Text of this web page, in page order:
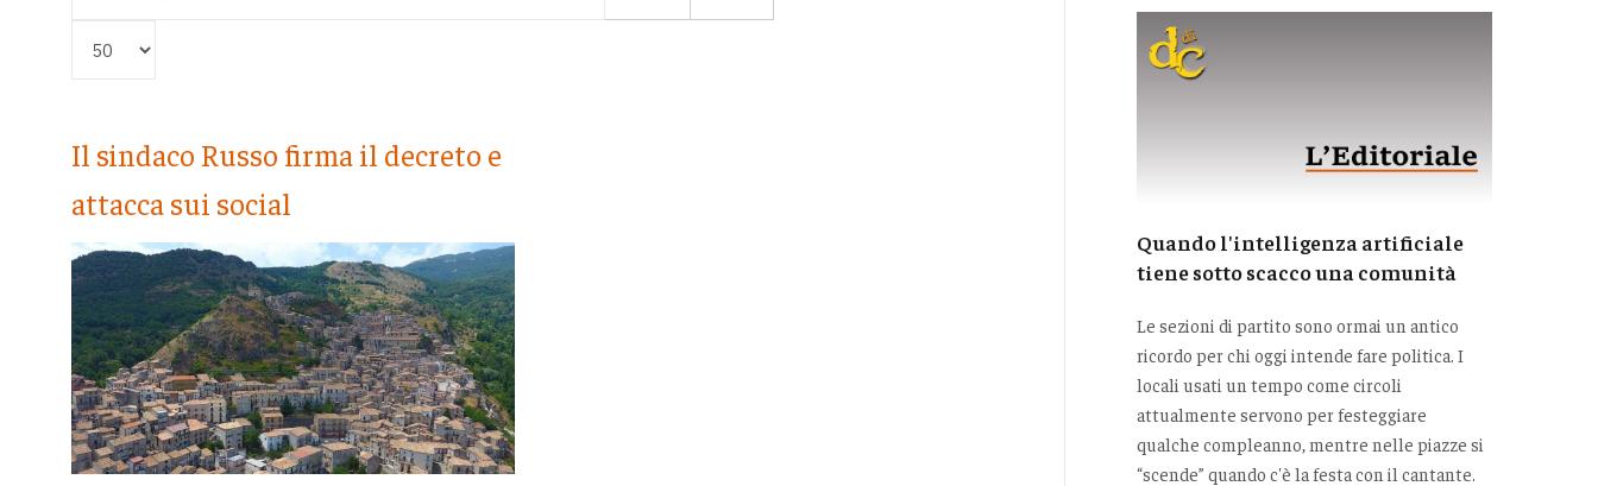
Il sindaco Russo firma il decreto e
attacca sui social
Quando l'intelligenza artificiale
tiene sotto scacco una comunità
Le sezioni di partito sono ormai un antico
ricordo per chi oggi intende fare politica. I
locali usati un tempo come circoli
attualmente servono per festeggiare
qualche compleanno, mentre nelle piazze si
“scende” quando c'è la festa con il cantante.